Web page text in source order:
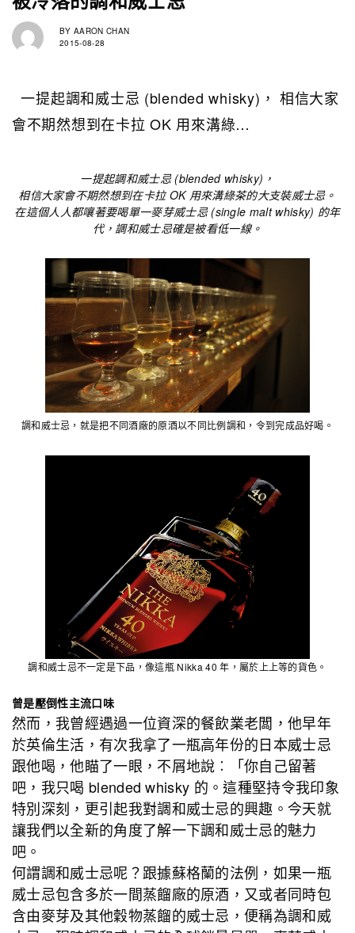
BY AARON CHAN
2015-08-28
一提起調和威士忌 (blended whisky)， 相信大家
會不期然想到在卡拉 OK 用來溝綠…
一提起調和威士忌 (blended whisky)，
相信大家會不期然想到在卡拉 OK 用來溝綠茶的大支裝威士忌。
在這個人人都嚷著要喝單一麥芽威士忌 (single malt whisky) 的年
代，調和威士忌確是被看低一線。
調和威士忌，就是把不同酒廠的原酒以不同比例調和，令到完成品好喝。
調和威士忌不一定是下品，像這瓶 Nikka 40 年，屬於上上等的貨色。
曾是壓倒性主流口味
然而，我曾經遇過一位資深的餐飲業老闆，他早年
於英倫生活，有次我拿了一瓶高年份的日本威士忌
跟他喝，他瞄了一眼，不屑地說︰「你自己留著
吧，我只喝 blended whisky 的。這種堅持令我印象
特別深刻，更引起我對調和威士忌的興趣。今天就
讓我們以全新的角度了解一下調和威士忌的魅力
吧。
何謂調和威士忌呢？跟據蘇格蘭的法例，如果一瓶
威士忌包含多於一間蒸餾廠的原酒，又或者同時包
含由麥芽及其他穀物蒸餾的威士忌，便稱為調和威